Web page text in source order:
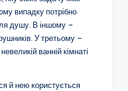
випадку потрібно
душу. В іншому –
У третьому –
ванній кімнаті
й нею користується